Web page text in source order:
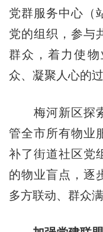
党群服务中心（
党的组织，参与
群众，着力使
众、凝聚人心的过
梅河新区探索
管全市所有物业
补了街道社区党
的物业盲点，逐
多方联动、群众